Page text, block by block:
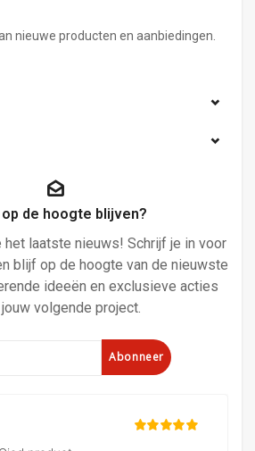
nieuwe producten en aanbiedingen.
de hoogte blijven?
het laatste nieuws! Schrijf je in voor
blijf op de hoogte van de nieuwste
ideeën en exclusieve acties
volgende project.
Abonneer